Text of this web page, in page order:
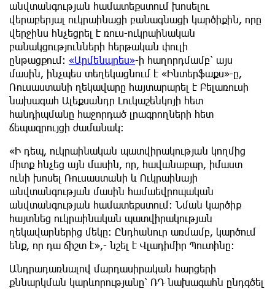
անվտանգության համատեքստում խոսելու
վերաբերյալ ուկրաինացի բանագնացի կարծիքին, որը
վերջինս հնչեցրել է ռուս-ուկրաինական
բանակցությունների հերթական փուլի
ընթացքում: «Արմենպրես»-ի հաղորդմամբ՝ այս
մասին, ինչպես տեղեկացնում է «Ինտերֆաքս»-ը,
Ռուսաստանի ղեկավարը հայտարարել է Բելառուսի
նախագահ Ալեքսանդր Լուկաշենկոյի հետ
հանդիպմանը հաջորդած լրագրողների հետ
ճեպազրույցի ժամանակ:
«Ի դեպ, ուկրաինական պատվիրակության կողմից
միտք հնչեց այն մասին, որ, հավանաբար, իմաստ
ունի խոսել Ռուսաստանի և Ուկրաինայի
անվտանգության մասին համաեվրոպական
անվտանգության համատեքստում։ Նման կարծիք
հայտնեց ուկրաինական պատվիրակության
ղեկավարներից մեկը։ Ընդհանուր առմամբ, կարծում
ենք, որ դա ճիշտ է»,- նշել է Վլադիմիր Պուտինը:
Անդրադառնալով մարդասիրական հարցերի
քննարկման կարևորությանը՝ ՌԴ նախագահն ընդգծել